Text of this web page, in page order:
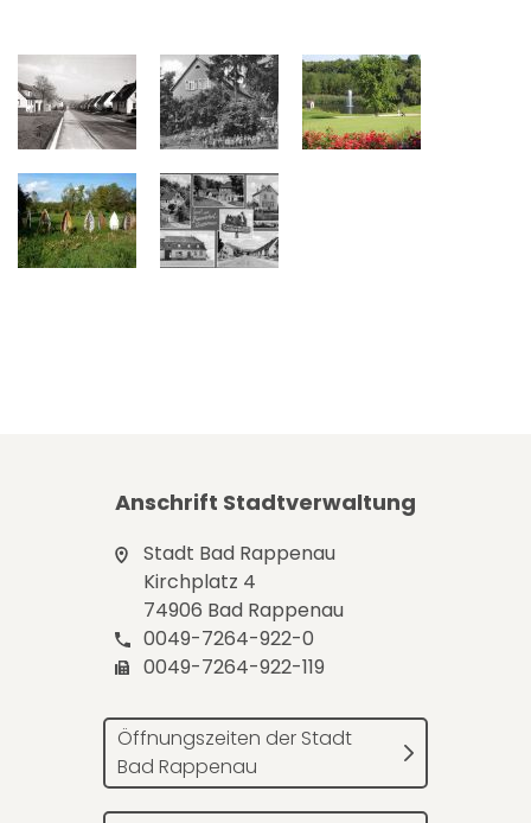
Anschrift Stadtverwaltung
Stadt Bad Rappenau
Kirchplatz 4
74906 Bad Rappenau
0049-7264-922-0
0049-7264-922-119
Öffnungszeiten der Stadt
Bad Rappenau